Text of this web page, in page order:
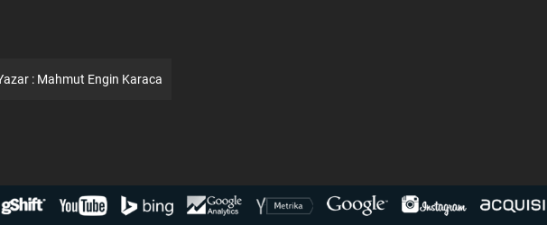
: Mahmut Engin Karaca